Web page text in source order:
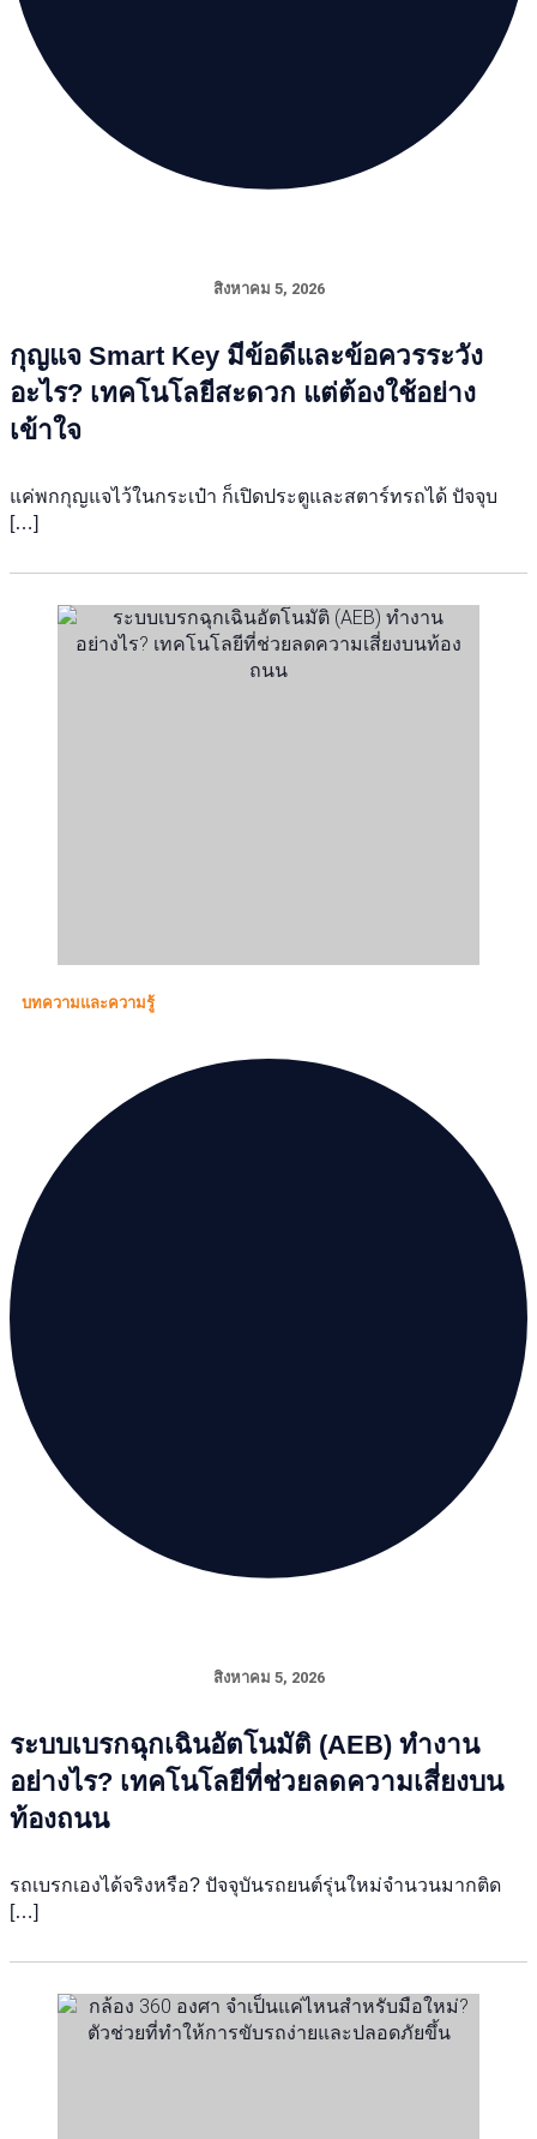
สิงหาคม 5, 2026
กุญแจ Smart Key มีข้อดีและข้อควรระวัง
อะไร? เทคโนโลยีสะดวก แต่ต้องใช้อย่าง
เข้าใจ
แค่พกกุญแจไว้ในกระเป๋า ก็เปิดประตูและสตาร์ทรถได้ ปัจจุบ
[…]
บทความและความรู้
สิงหาคม 5, 2026
ระบบเบรกฉุกเฉินอัตโนมัติ (AEB) ทำงาน
อย่างไร? เทคโนโลยีที่ช่วยลดความเสี่ยงบน
ท้องถนน
รถเบรกเองได้จริงหรือ? ปัจจุบันรถยนต์รุ่นใหม่จำนวนมากติด
[…]